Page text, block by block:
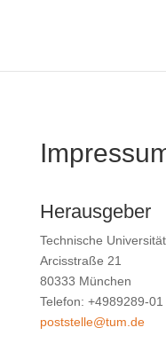
Herausgeber
Technische
Arcisstraße 21
80333 München
Telefon: +4989289-01
poststelle@tum.de